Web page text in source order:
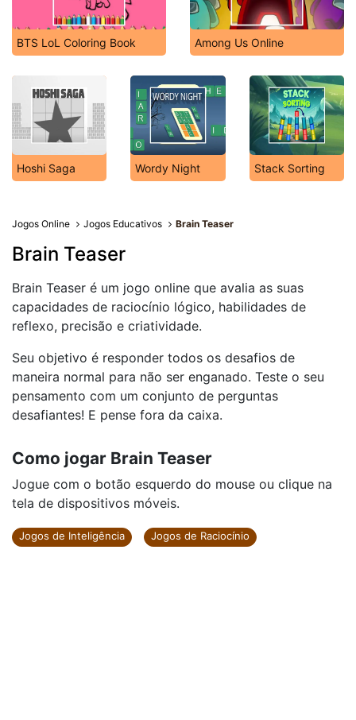
BTS LoL Coloring Book Among Us Online
Hoshi Saga Wordy Night Stack Sorting
Jogos Online Jogos Educativos Brain Teaser
Brain Teaser
Brain Teaser é um jogo online que avalia as suas
capacidades de raciocínio lógico, habilidades de
reflexo, precisão e criatividade.
Seu objetivo é responder todos os desafios de
maneira normal para não ser enganado. Teste o seu
pensamento com um conjunto de perguntas
desafiantes! E pense fora da caixa.
Como jogar Brain Teaser
Jogue com o botão esquerdo do mouse ou clique na
tela de dispositivos móveis.
Jogos de Inteligência Jogos de Raciocínio